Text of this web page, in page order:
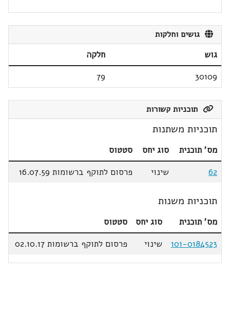
גושים וחלקות
גוש
חלקה
30109
79
תוכניות קשורות
תוכניות משתנות
מס' תוכנית סוג יחס
סטטוס
62
שינוי פרסום לתוקף ברשומות 16.07.59
תוכניות משנות
מס' תוכנית סוג יחס
סטטוס
101-0184523
שינוי פרסום לתוקף ברשומות 02.10.17